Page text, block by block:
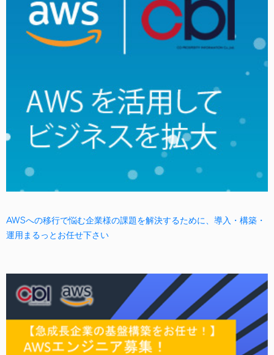
AWSへの移行で悩む企業様の課題を解決するために、導入・構築・
運用まるっとお任せ下さい